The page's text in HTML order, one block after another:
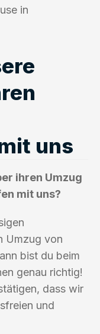
in
uns
ihren Umzug
mit uns?
Umzug von
bist du beim
genau richtig!
dass wir
und